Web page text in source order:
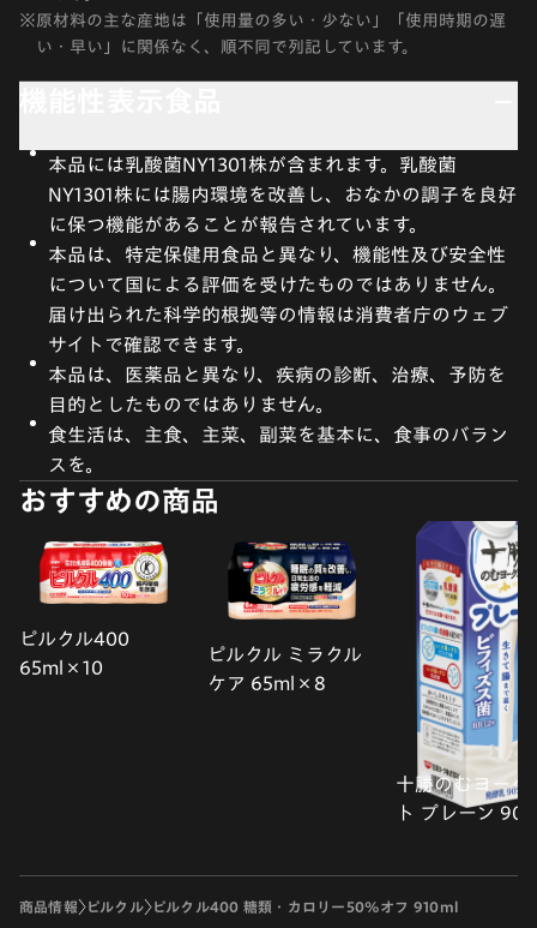
※原材料の主な産地は「使用量の多い・少ない」「使用時期の遅
い・早い」に関係なく、順不同で列記しています。
本品には乳酸菌NY1301株が含まれます。乳酸菌
NY1301株には腸内環境を改善し、おなかの調子を良好
に保つ機能があることが報告されています。
本品は、特定保健用食品と異なり、機能性及び安全性
について国による評価を受けたものではありません。
届け出られた科学的根拠等の情報は消費者庁のウェブ
サイトで確認できます。
本品は、医薬品と異なり、疾病の診断、治療、予防を
目的としたものではありません。
食生活は、主食、主菜、副菜を基本に、食事のバラン
スを。
おすすめの商品
ピルクル400
65ml×10
ピルクル ミラクル
ケア 65ml×8
十勝のむヨーグ
ト プレーン
商品情報 ピルクル ピルクル400 糖類・カロリー50%オフ 910ml